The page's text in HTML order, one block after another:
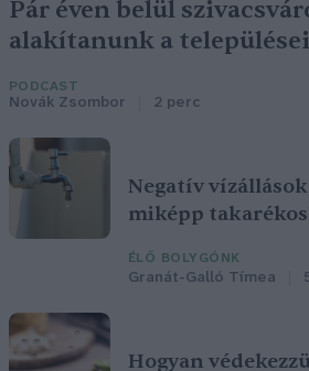
Pár éven belül
alakítanunk a
PODCAST
Novák Zsombor 2 perc
Negatív
miképp
ÉLŐ BOLYGÓNK
Granát-Galló Tímea
Hogyan